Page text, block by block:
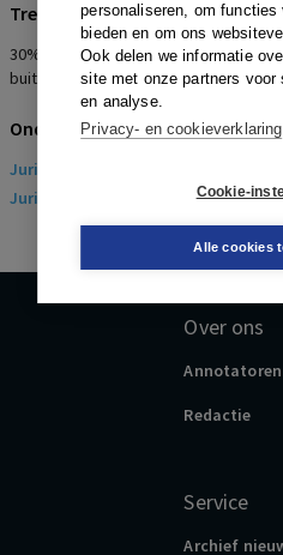
personaliseren, om
bieden en om ons
Ook delen we informatie
site met onze partners voor
en analyse.
Privacy- en cookieverklaring
Cookie-
Alle cookies
Trefwoorden
30% regeling, uitleg bepaling in
buitenlandse werknemer
Onderwerpen
Juridisch
Juridisch
> Sociaal Zekerheidsrecht
Over ons
Annotatoren
Redactie
Service
Archief